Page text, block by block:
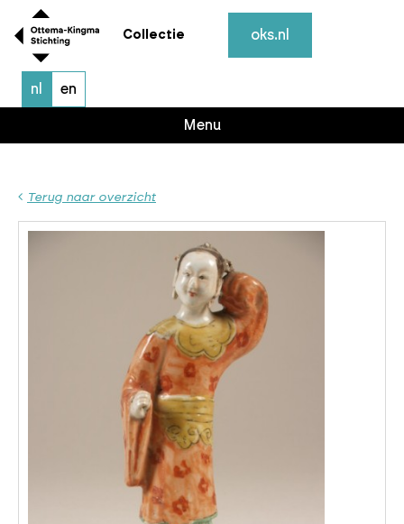
Collectie oks.nl
nl en
Menu
Terug naar overzicht